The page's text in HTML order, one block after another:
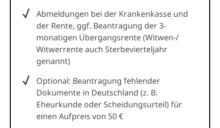
Abmeldungen bei der Krankenkasse und
der Rente, ggf. Beantragung der 3-
monatigen Übergangsrente (Witwen-/
Witwerrente auch Sterbevierteljahr
genannt)
Optional: Beantragung fehlender
Dokumente in Deutschland (z. B.
Eheurkunde oder Scheidungsurteil) für
einen Aufpreis von 50 €